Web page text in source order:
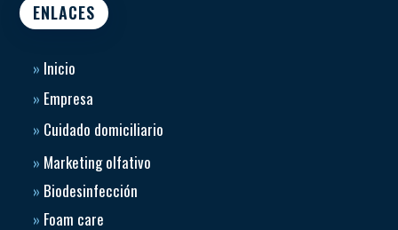
ENLACES
» Inicio
» Empresa
» Cuidado domiciliario
» Marketing olfativo
» Biodesinfección
» Foam care